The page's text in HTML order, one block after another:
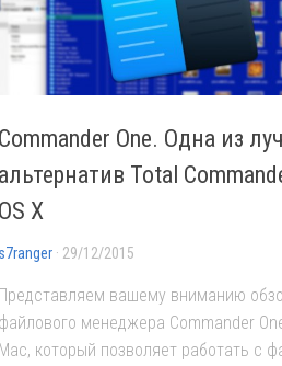
Commander One. Одна из
альтернатив Total
OS X
s7ranger · 29/12/2015
Представляем вашему вниманию
файлового менеджера Commander
Мас, который позволяет работать с